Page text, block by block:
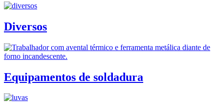
Diversos
Equipamentos de soldadura